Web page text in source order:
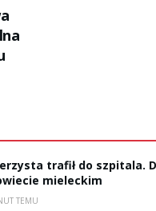
trafił do szpitala.
mieleckim
TEMU